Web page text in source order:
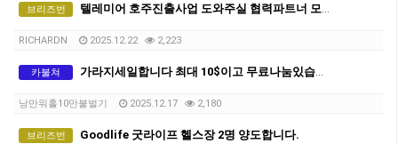
브리즈번 텔레미어 호주진출사업 도와주실 협력파트너 모집
RICHARDN 2025.12.22 2,223
카불쳐 가라지세일합니다 최대 10$이고 무료나눔있습니다. 쉐어하시는 분들 필요한 물건 많습니다.
낭만워홀10만불벌기 2025.12.17 2,180
브리즈번 Goodlife 굿라이프 헬스장 2명 양도합니다.